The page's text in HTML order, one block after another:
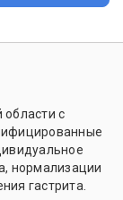
с
нормализации
гастрита.